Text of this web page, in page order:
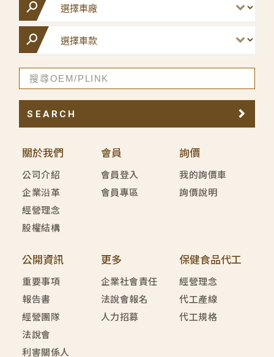
關於我們
公司介紹
企業沿革
經營理念
股權結構
會員
會員登入
會員專區
詢價
我的詢價車
詢價說明
公開資訊
重要事項
報告書
經營團隊
法說會
利害關係人
更多
企業社會責任
法說會報名
人力招募
保健食品代工
經營理念
代工產線
代工規格
SEARCH